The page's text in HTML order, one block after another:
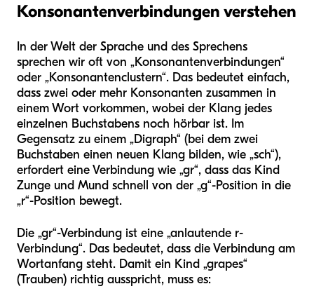
Konsonantenverbindungen verstehen
In der Welt der Sprache und des Sprechens
sprechen wir oft von „Konsonantenverbindungen“
oder „Konsonantenclustern“. Das bedeutet einfach,
dass zwei oder mehr Konsonanten zusammen in
einem Wort vorkommen, wobei der Klang jedes
einzelnen Buchstabens noch hörbar ist. Im
Gegensatz zu einem „Digraph“ (bei dem zwei
Buchstaben einen neuen Klang bilden, wie „sch“),
erfordert eine Verbindung wie „gr“, dass das Kind
Zunge und Mund schnell von der „g“-Position in die
„r“-Position bewegt.
Die „gr“-Verbindung ist eine „anlautende r-
Verbindung“. Das bedeutet, dass die Verbindung am
Wortanfang steht. Damit ein Kind „grapes“
(Trauben) richtig ausspricht, muss es: